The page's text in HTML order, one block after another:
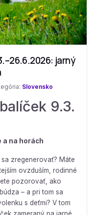
jarný
Slovensko
9.3.
a na horách
zregenerovať? Máte
ovzduším, rodinné
pozorovať, ako
– a pri tom sa
s deťmi? V tom